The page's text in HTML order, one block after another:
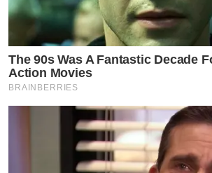
The 90s Was A Fantastic Decade
Action Movies
BRAINBERRIES